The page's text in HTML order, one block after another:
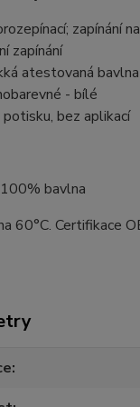
zapínání
zapínání
atestovaná bavlna
- bílé
bez aplikací
bavlna
60°C. Certifikace